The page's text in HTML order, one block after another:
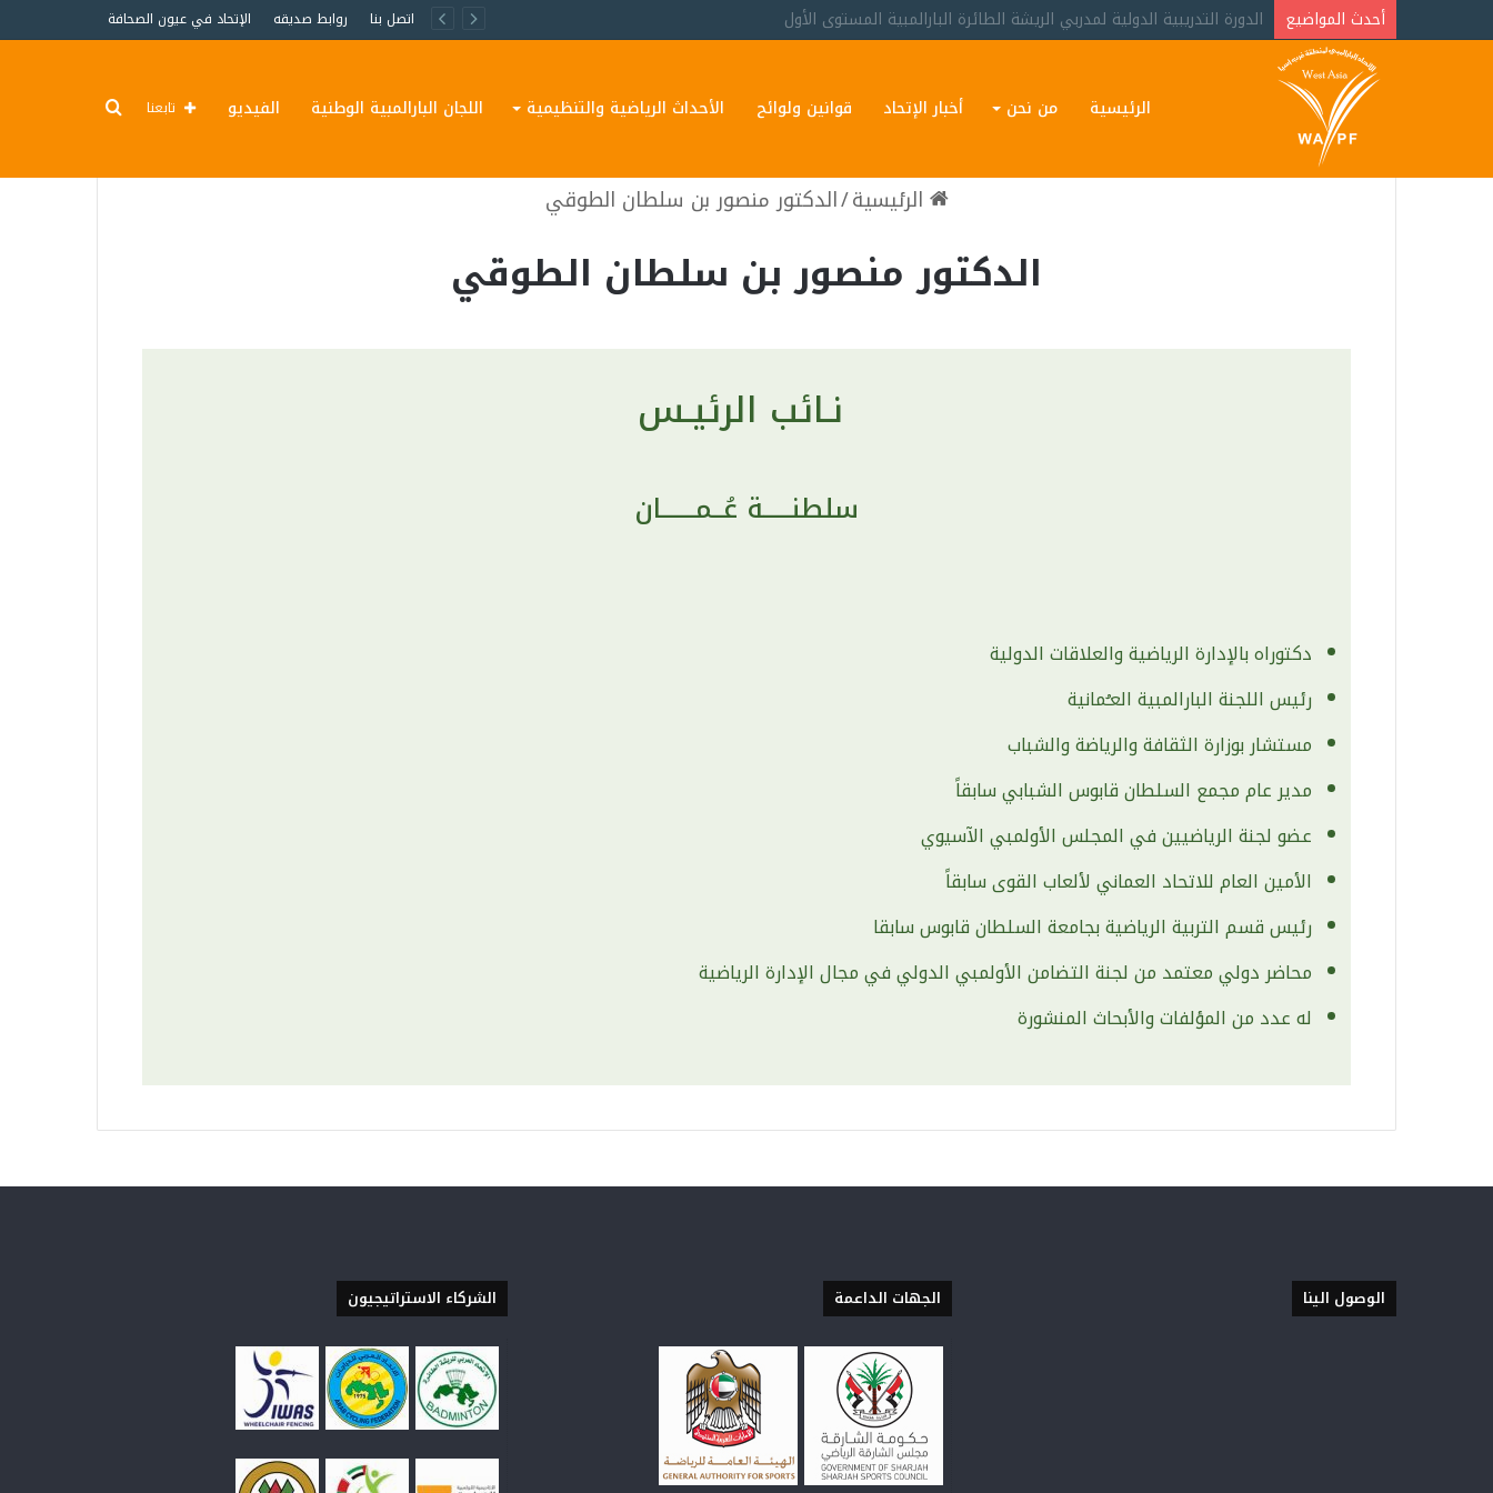
أحدث المواضيع وفاة البطلة البارالمبية الأردنية مها البرغوثي اتصل بنا روابط صديقه الإتحاد في عيون الصحافة
الرئيسية من نحن أخبار الإتحاد قوانين ولوائح الأحداث الرياضية والتنظيمية اللجان البارالمبية الوطنية الفيديو تابعنا
الرئيسية/الدكتور منصور بن سلطان الطوقي
الدكتور منصور بن سلطان الطوقي
نـائب الرئيـس
سلطنـــــة عُــمــــــان
دكتوراه بالإدارة الرياضية والعلاقات الدولية
رئيس اللجنة البارالمبية العـُمانية
مستشار بوزارة الثقافة والرياضة والشباب
مدير عام مجمع السلطان قابوس الشبابي سابقاً
عضو لجنة الرياضيين في المجلس الأولمبي الآسيوي
الأمين العام للاتحاد العماني لألعاب القوى سابقاً
رئيس قسم التربية الرياضية بجامعة السلطان قابوس سابقا
محاضر دولي معتمد من لجنة التضامن الأولمبي الدولي في مجال الإدارة الرياضية
له عدد من المؤلفات والأبحاث المنشورة
الوصول الينا الجهات الداعمة الشركاء الاستراتيجيون